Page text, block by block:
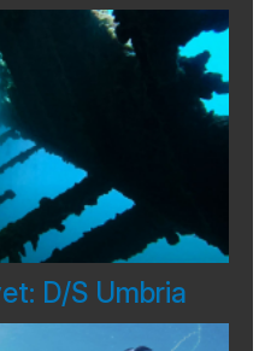
D/S Umbria